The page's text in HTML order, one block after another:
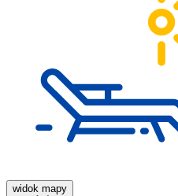
widok mapy